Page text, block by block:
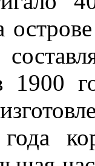
1900